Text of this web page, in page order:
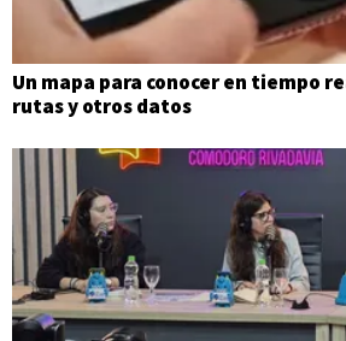
Un mapa para conocer en tiempo
rutas y otros datos